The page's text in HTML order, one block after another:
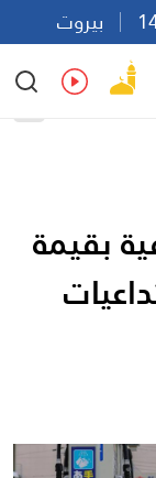
بيروت
Ar
بقيمة